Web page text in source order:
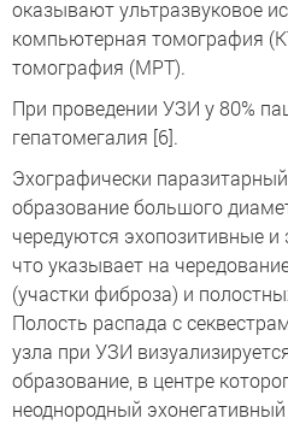
оказывают ультразвуковое
компьютерная томография
томография (МРТ).
При проведении УЗИ у 80%
гепатомегалия [6].
Эхографически
образование большого
чередуются эхопозитивные и
что указывает на
(участки фиброза) и
Полость распада с
узла при УЗИ
образование, в центре
неоднородный